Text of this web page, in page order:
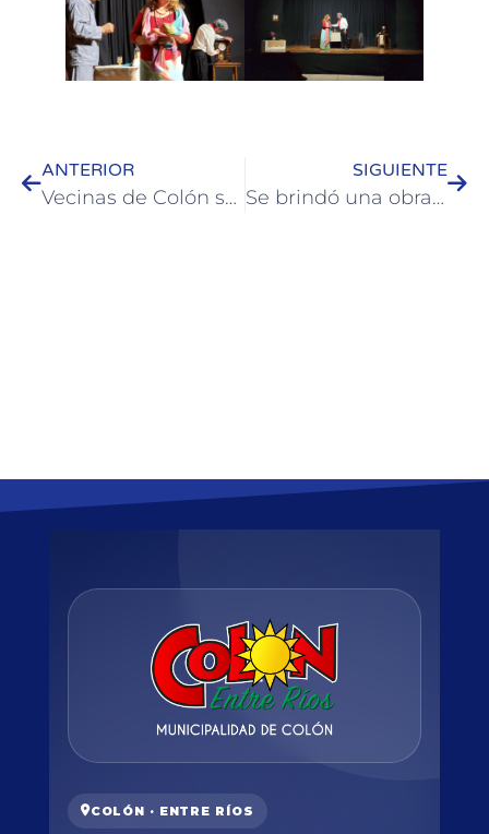
ANTERIOR
Vecinas de Colón se forman en emprendimientos textiles
SIGUIENTE
Se brindó una obra para adolescentes que aborda el Bullying
COLÓN · ENTRE RÍOS